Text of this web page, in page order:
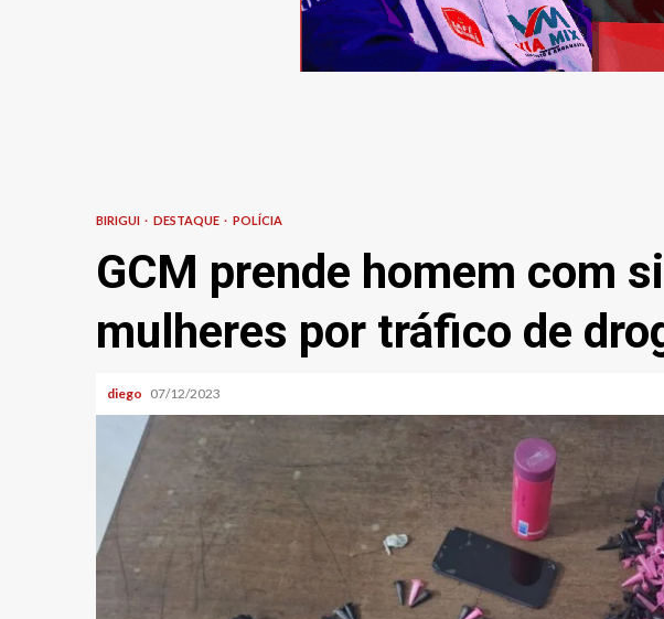
BIRIGUI DESTAQUE POLÍCIA
GCM prende homem com
mulheres por tráfico de
diego 07/12/2023